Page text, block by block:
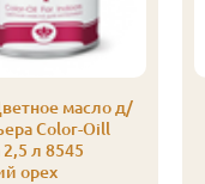
масло д/
Color-Oill
л 8545
орех